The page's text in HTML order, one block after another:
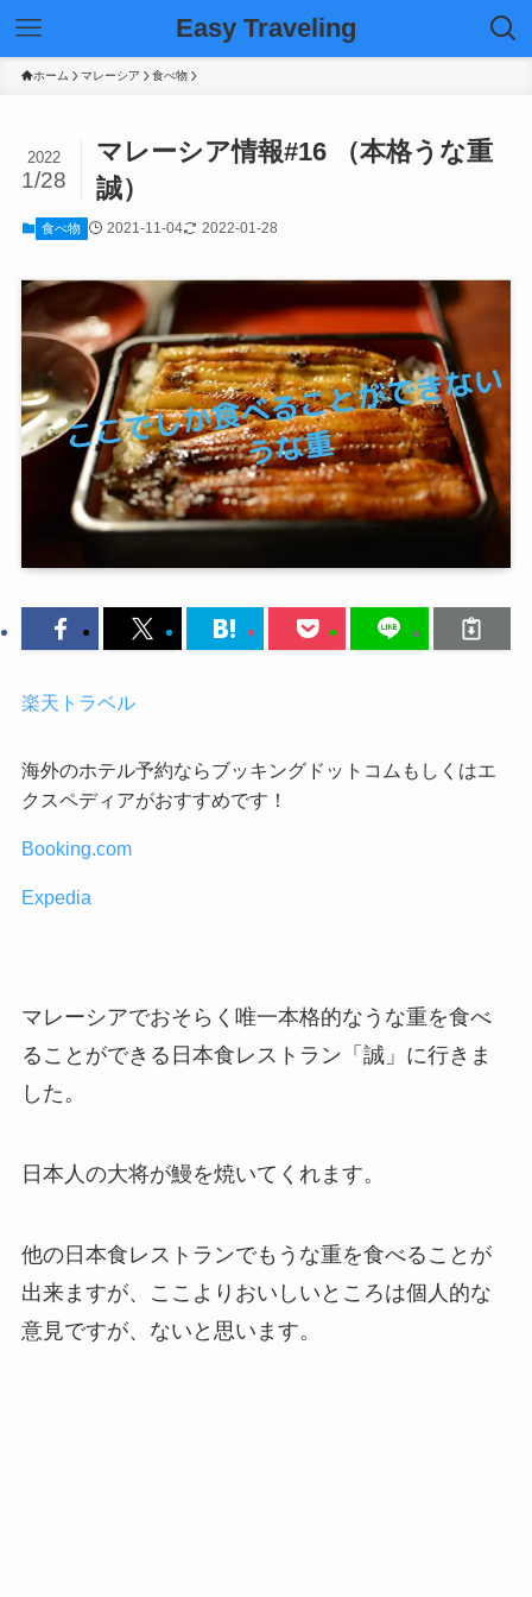
Easy Traveling
ホーム マレーシア 食べ物
マレーシア情報#16 （本格うな重
誠）
2022
1/28
食べ物 2021-11-04 2022-01-28
楽天トラベル
海外のホテル予約ならブッキングドットコムもしくはエ
クスペディアがおすすめです！
Booking.com
Expedia
マレーシアでおそらく唯一本格的なうな重を食べ
ることができる日本食レストラン「誠」に行きま
した。
日本人の大将が鰻を焼いてくれます。
他の日本食レストランでもうな重を食べることが
出来ますが、ここよりおいしいところは個人的な
意見ですが、ないと思います。